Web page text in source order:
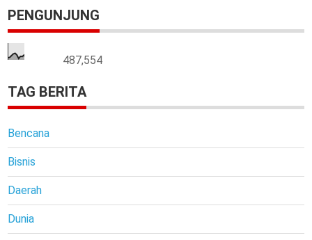
PENGUNJUNG
487,554
TAG BERITA
Bencana
Bisnis
Daerah
Dunia